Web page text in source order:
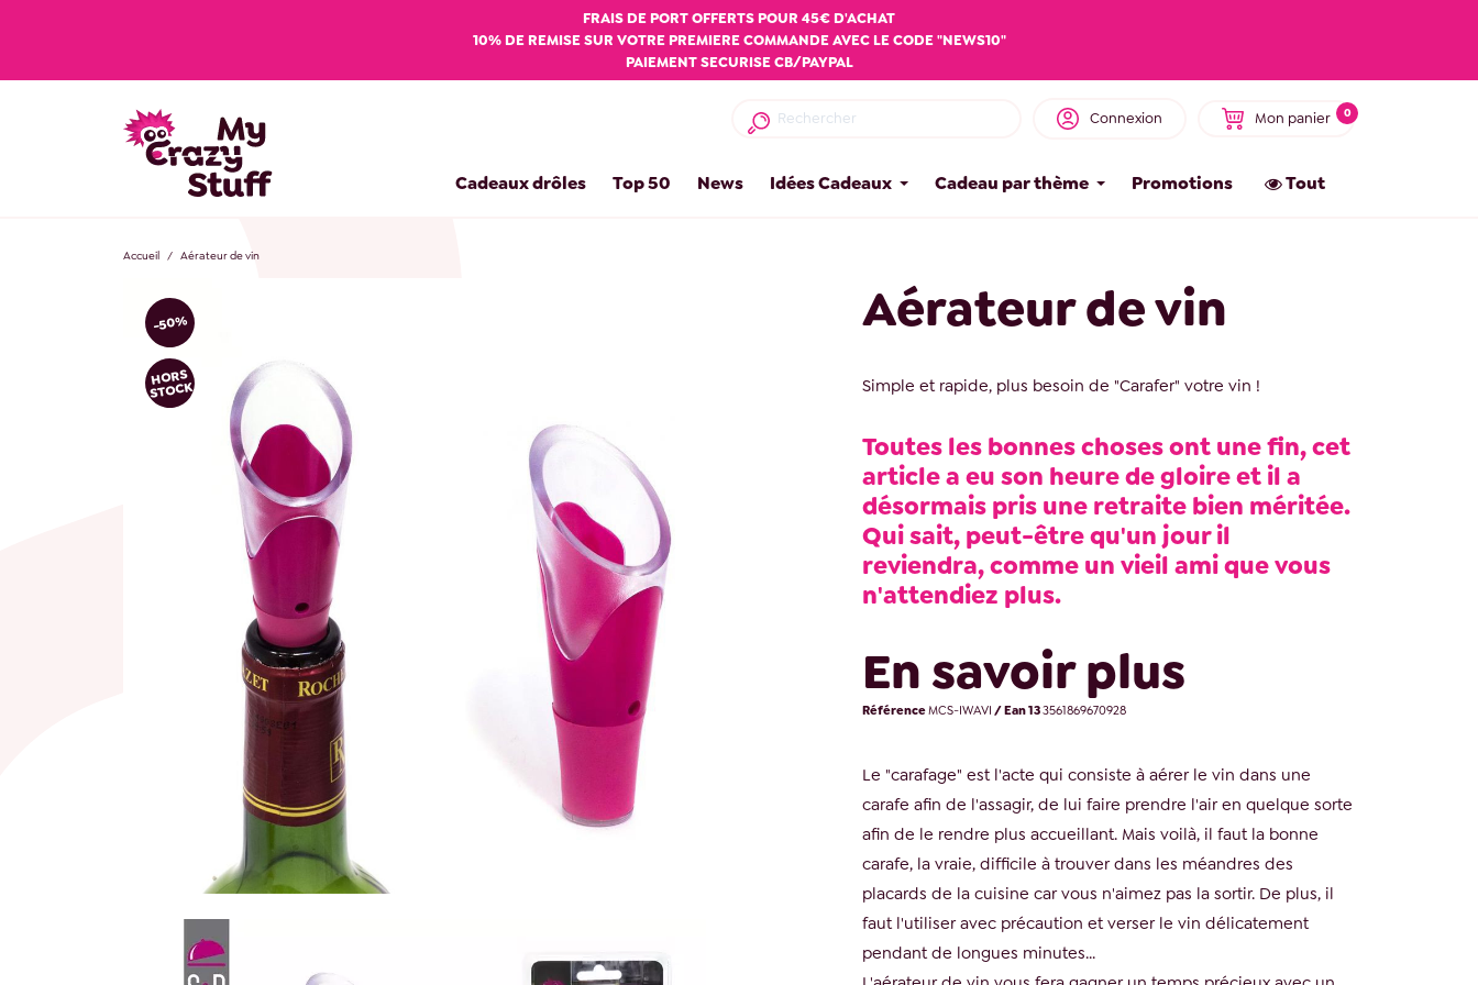
FRAIS DE PORT OFFERTS POUR 45€ D'ACHAT
10% DE REMISE SUR VOTRE PREMIERE COMMANDE AVEC LE CODE "NEWS10"
PAIEMENT SECURISE CB/PAYPAL
Connexion Mon panier 0
Tout
Promotions
Cadeau par thème
Idées Cadeaux
News
Top 50
Cadeaux drôles
Accueil Aérateur de vin
-50%
HORS
STOCK
Aérateur de vin
Simple et rapide, plus besoin de "Carafer" votre vin !
Toutes les bonnes choses ont une fin, cet
article a eu son heure de gloire et il a
désormais pris une retraite bien méritée.
Qui sait, peut-être qu'un jour il
reviendra, comme un vieil ami que vous
n'attendiez plus.
En savoir plus
RéférenceMCS-IWAVI / Ean 133561869670928
Le "carafage" est l'acte qui consiste à aérer le vin dans une
carafe afin de l'assagir, de lui faire prendre l'air en quelque sorte
afin de le rendre plus accueillant. Mais voilà, il faut la bonne
carafe, la vraie, difficile à trouver dans les méandres des
placards de la cuisine car vous n'aimez pas la sortir. De plus, il
faut l'utiliser avec précaution et verser le vin délicatement
pendant de longues minutes...